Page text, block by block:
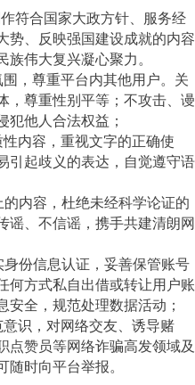
符合国家大政方针、服务经
势、反映强国建设成就的内容
伟大复兴凝心聚力。
，尊重平台内其他用户。关
，尊重性别平等；不攻击、谩
他人合法权益；
内容，重视文字的正确使
引起歧义的表达，自觉遵守语
的内容，杜绝未经科学论证的
谣、不信谣，携手共建清朗网
身份信息认证，妥善保管账号
何方式私自出借或转让用户账
全，规范处理数据活动；
意识，对网络交友、诱导赌
点赞员等网络诈骗高发领域及
时向平台举报。